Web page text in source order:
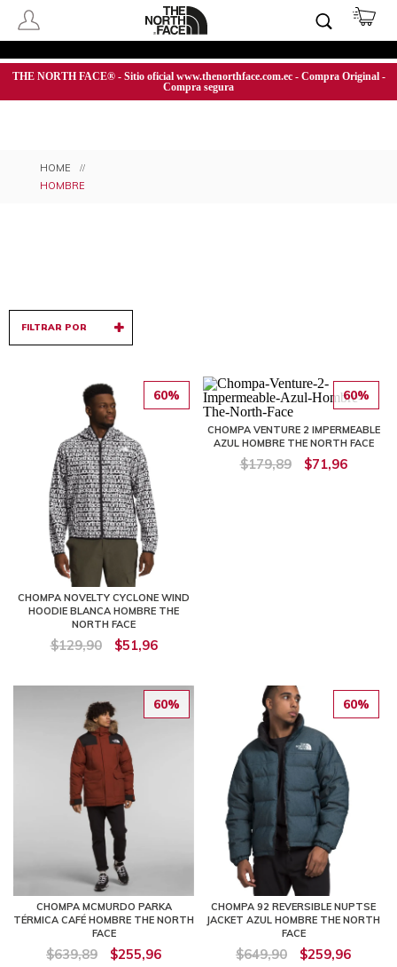
THE NORTH FACE® - Sitio oficial www.thenorthface.com.ec - Compra Original -
Compra segura
HOMBRE
FILTRAR POR
60%
CHOMPA NOVELTY CYCLONE WIND
HOODIE BLANCA HOMBRE THE
NORTH FACE
$129,90 $51,96
60%
CHOMPA VENTURE 2 IMPERMEABLE
AZUL HOMBRE THE NORTH FACE
$179,89 $71,96
60%
CHOMPA MCMURDO PARKA
TÉRMICA CAFÉ HOMBRE THE NORTH
FACE
$639,89 $255,96
60%
CHOMPA 92 REVERSIBLE NUPTSE
JACKET AZUL HOMBRE THE NORTH
FACE
$649,90 $259,96